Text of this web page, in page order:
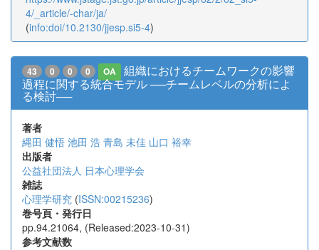
4/_article/-char/ja/
(info:doi/10.2130/jjesp.si5-4)
43 0 0 0 OA
組織におけるチームワークの影響
過程に関する統合モデル ──チームレベルの分析によ
る検討──
著者
縄田 健悟 池田 浩 青島 未佳 山口 裕幸
出版者
公益社団法人 日本心理学会
雑誌
心理学研究 (ISSN:00215236)
巻号頁・発行日
pp.94.21064, (Released:2023-10-31)
参考文献数